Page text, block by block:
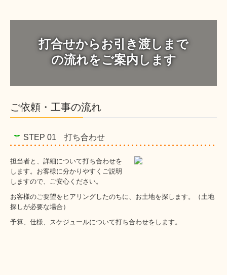
会社案内打合せからお引き渡しまで
の流れをご案内します
ご依頼・工事の流れ
STEP 01 打ち合わせ
担当者と、詳細について打ち合わせを
します。お客様に分かりやすくご説明
しますので、ご安心ください。
お客様のご要望をヒアリングしたのちに、お土地を探します。（土地
探しが必要な場合）
予算、仕様、スケジュールについて打ち合わせをします。